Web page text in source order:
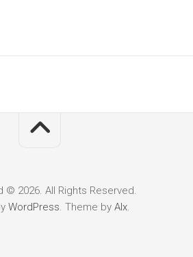
© 2026. All Rights Reserved.
WordPress. Theme by Alx.